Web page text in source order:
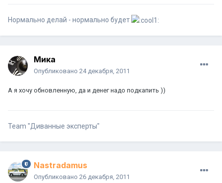
Нормально делай - нормально будет
Мика
Опубликовано 24 декабря, 2011
А я хочу обновленную, да и денег надо подкапить ))
Team "Диванные эксперты"
Nastradamus
Опубликовано 26 декабря, 2011